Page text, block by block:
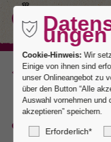
Zurück
San Diego 4
ungen
Cookie-Hinweis: Wir
Einige von ihnen sind
unser Onlineangebot zu
über den Button “Alle
Auswahl vornehmen und
akzeptieren” speichern.
Erforderlich*